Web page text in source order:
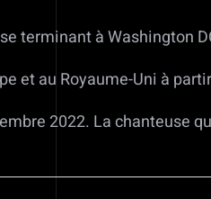
terminant à Washington
et au Royaume-Uni à
2022. La chanteuse